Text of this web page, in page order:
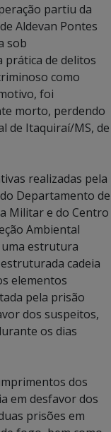
partiu da
Aldevan Pontes
sob
de delitos
como
foi
morto, perdendo
de Itaquiraí/MS, de
realizadas pela
Departamento de
Militar e do Centro
Ambiental
uma estrutura
cadeia
elementos
pela prisão
dos suspeitos,
os dias
dos
em desfavor dos
prisões em